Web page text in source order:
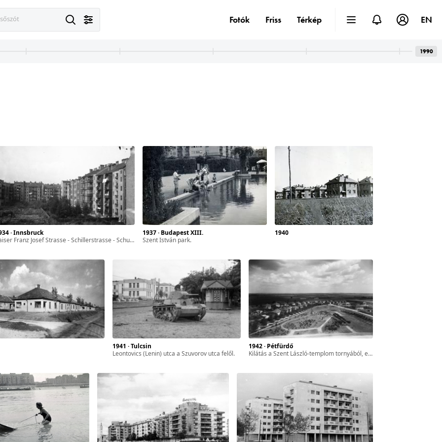
· Innsbruck
Franz Josef Strasse - Schillerstrasse - Schubertstrasse épületei által határolt tömb, a részét képező Erzherzog Eugen Strasse egyik épületéből nézve.
1937 · Budapest XIII.
Szent István park.
1940
1941 · Tulcsin
Leontovics (Lenin) utca a Szuvorov utca felől.
1942 · Pétfürdő
kilátás a Szent László-templom tornyából, előtérben a Fazekas Mihály utca, balra az Ady Endre utca, jobbra az Iskola utca.
Fotók Friss Térkép EN
1990